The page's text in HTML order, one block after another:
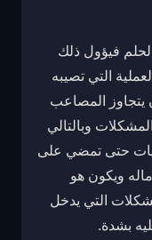
فيؤول ذلك
التي تصيبه
يتجاوز المصاعب
وبالتالي
حتى تمضي على
ويكون هو
التي يدخل
بشدة.